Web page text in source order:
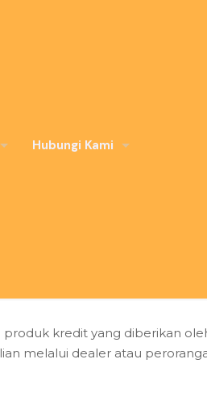
Hubungi Kami
kredit yang diberikan
melalui dealer atau